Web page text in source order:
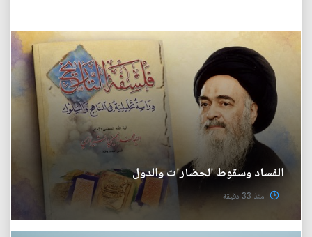
الفساد وسقوط الحضارات والدول
منذ 33 دقيقة